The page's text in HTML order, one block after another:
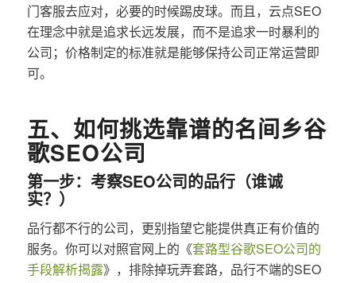
门客服去应对，必要的时候踢皮球。而且，云点SEO
在理念中就是追求长远发展，而不是追求一时暴利的
公司；价格制定的标准就是能够保持公司正常运营即
可。
五、如何挑选靠谱的名间乡谷
歌SEO公司
第一步：考察SEO公司的品行（谁诚
实？）
品行都不行的公司，更别指望它能提供真正有价值的
服务。你可以对照官网上的《套路型谷歌SEO公司的
手段解析揭露》，排除掉玩弄套路，品行不端的SEO